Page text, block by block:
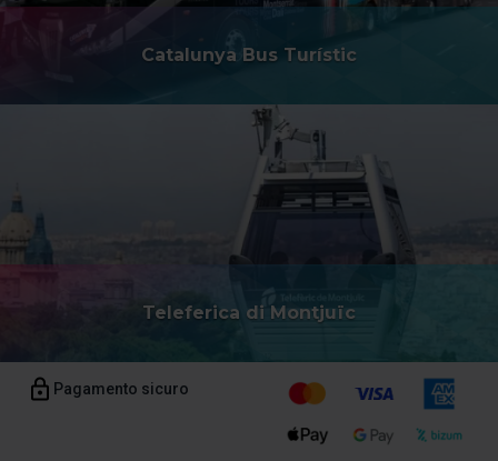
Catalunya Bus Turístic
Teleferica di Montjuïc
Pagamento sicuro